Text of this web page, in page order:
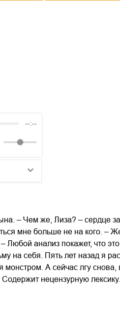
--:--
– Чем же, Лиза? – сердце
мне больше не на кого. –
Любой анализ покажет, что
на себя. Пять лет назад я
А сейчас лгу
нецензурную лексику.